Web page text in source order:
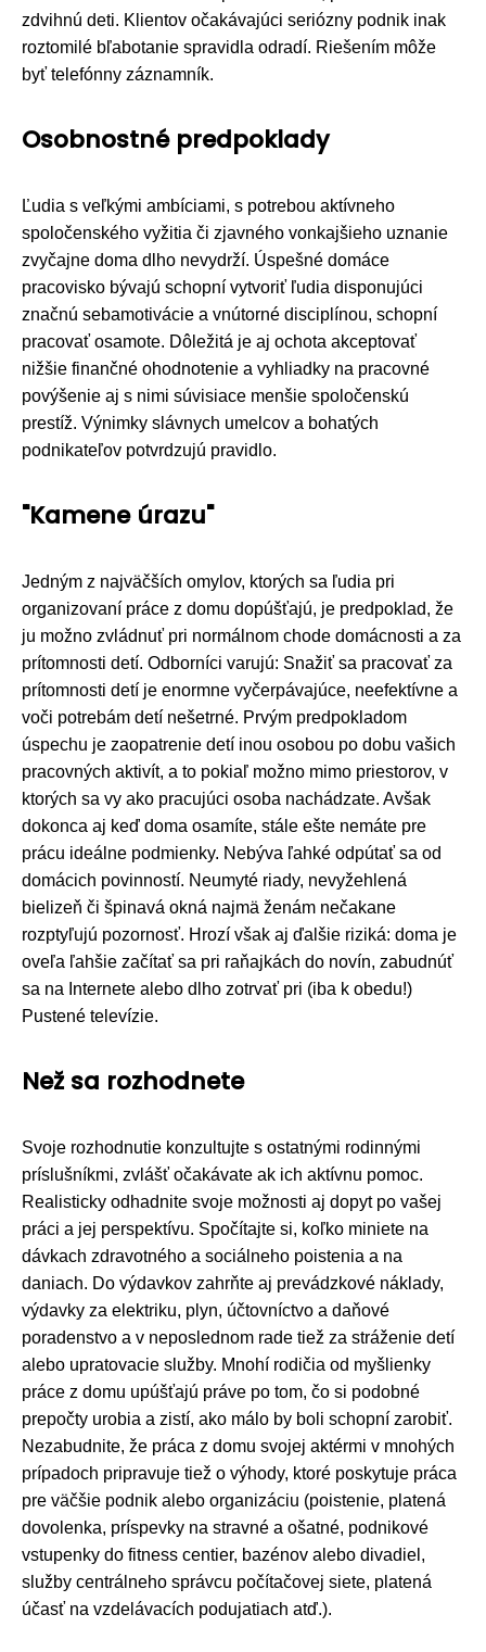
zdvihnú deti. Klientov očakávajúci seriózny podnik inak
roztomilé bľabotanie spravidla odradí. Riešením môže
byť telefónny záznamník.
Osobnostné predpoklady
Ľudia s veľkými ambíciami, s potrebou aktívneho
spoločenského vyžitia či zjavného vonkajšieho uznanie
zvyčajne doma dlho nevydrží. Úspešné domáce
pracovisko bývajú schopní vytvoriť ľudia disponujúci
značnú sebamotivácie a vnútorné disciplínou, schopní
pracovať osamote. Dôležitá je aj ochota akceptovať
nižšie finančné ohodnotenie a vyhliadky na pracovné
povýšenie aj s nimi súvisiace menšie spoločenskú
prestíž. Výnimky slávnych umelcov a bohatých
podnikateľov potvrdzujú pravidlo.
"Kamene úrazu"
Jedným z najväčších omylov, ktorých sa ľudia pri
organizovaní práce z domu dopúšťajú, je predpoklad, že
ju možno zvládnuť pri normálnom chode domácnosti a za
prítomnosti detí. Odborníci varujú: Snažiť sa pracovať za
prítomnosti detí je enormne vyčerpávajúce, neefektívne a
voči potrebám detí nešetrné. Prvým predpokladom
úspechu je zaopatrenie detí inou osobou po dobu vašich
pracovných aktivít, a to pokiaľ možno mimo priestorov, v
ktorých sa vy ako pracujúci osoba nachádzate. Avšak
dokonca aj keď doma osamíte, stále ešte nemáte pre
prácu ideálne podmienky. Nebýva ľahké odpútať sa od
domácich povinností. Neumyté riady, nevyžehlená
bielizeň či špinavá okná najmä ženám nečakane
rozptyľujú pozornosť. Hrozí však aj ďalšie riziká: doma je
oveľa ľahšie začítať sa pri raňajkách do novín, zabudnúť
sa na Internete alebo dlho zotrvať pri (iba k obedu!)
Pustené televízie.
Než sa rozhodnete
Svoje rozhodnutie konzultujte s ostatnými rodinnými
príslušníkmi, zvlášť očakávate ak ich aktívnu pomoc.
Realisticky odhadnite svoje možnosti aj dopyt po vašej
práci a jej perspektívu. Spočítajte si, koľko miniete na
dávkach zdravotného a sociálneho poistenia a na
daniach. Do výdavkov zahrňte aj prevádzkové náklady,
výdavky za elektriku, plyn, účtovníctvo a daňové
poradenstvo a v neposlednom rade tiež za stráženie detí
alebo upratovacie služby. Mnohí rodičia od myšlienky
práce z domu upúšťajú práve po tom, čo si podobné
prepočty urobia a zistí, ako málo by boli schopní zarobiť.
Nezabudnite, že práca z domu svojej aktérmi v mnohých
prípadoch pripravuje tiež o výhody, ktoré poskytuje práca
pre väčšie podnik alebo organizáciu (poistenie, platená
dovolenka, príspevky na stravné a ošatné, podnikové
vstupenky do fitness centier, bazénov alebo divadiel,
služby centrálneho správcu počítačovej siete, platená
účasť na vzdelávacích podujatiach atď.).